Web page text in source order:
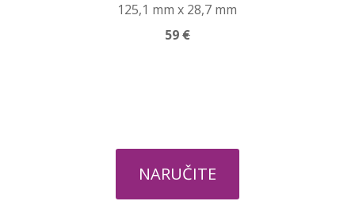
125,1 mm x 28,7 mm
59€
NARUČITE